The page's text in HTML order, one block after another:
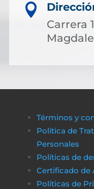

Carrera
Términos y
Política de
Personales
Políticas de
Certificado de
Políticas de